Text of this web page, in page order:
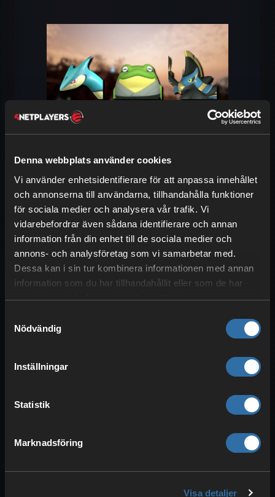
Denna webbplats använder cookies
Vi använder enhetsidentifierare för att anpassa innehållet
och annonserna till användarna, tillhandahålla funktioner
för sociala medier och analysera vår trafik. Vi
vidarebefordrar även sådana identifierare och annan
information från din enhet till de sociala medier och
annons- och analysföretag som vi samarbetar med.
Dessa kan i sin tur kombinera informationen med annan
information som du har tillhandahållit eller som de har
samlat in när du har använt deras tjänster.
Nödvändig
Inställningar
Statistik
Marknadsföring
Visa detaljer
flesta är dock inte aktiva på land utan
vattnet. Vill du utforska havet runt
Palpagos Island är dessa Pals dina bästa
val. Då och då dyker även andra
spännande förmågor upp som är värda en
titt.
De bästa riddjurenav typen vatten är:
är den perfekta sim-Pal för
och kan
Faleris Aquadet bästa valet inom